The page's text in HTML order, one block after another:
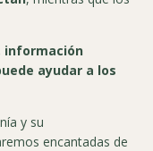
información
ayudar a los
y su
encantadas de